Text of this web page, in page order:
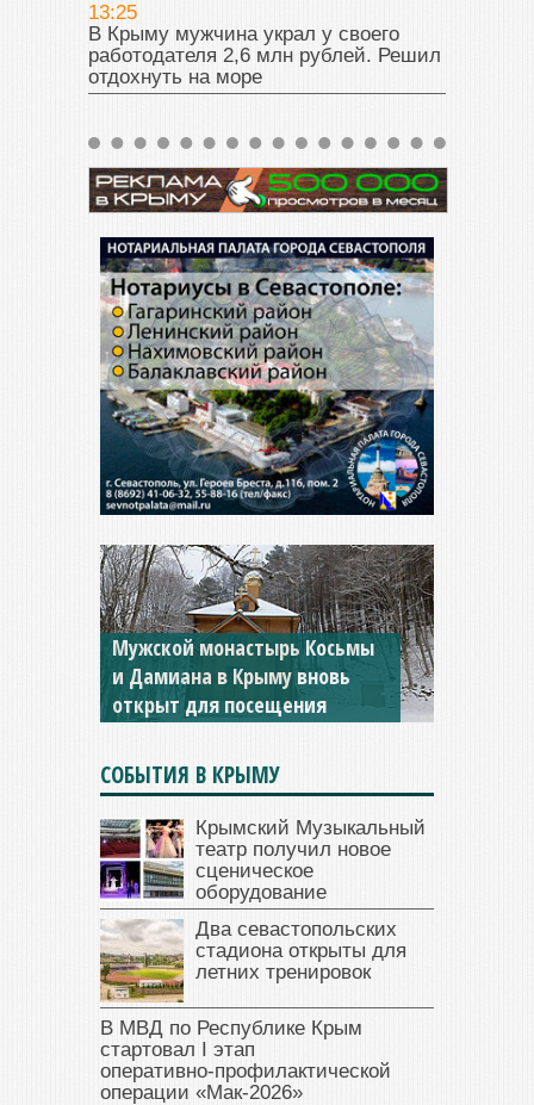
13:25
В Крыму мужчина украл у своего
работодателя 2,6 млн рублей. Решил
отдохнуть на море
Мужской монастырь Косьмы
и Дамиана в Крыму вновь
открыт для посещения
СОБЫТИЯ В КРЫМУ
Крымский Музыкальный
театр получил новое
сценическое
оборудование
Два севастопольских
стадиона открыты для
летних тренировок
В МВД по Республике Крым
стартовал I этап
оперативно‑профилактической
операции «Мак‑2026»